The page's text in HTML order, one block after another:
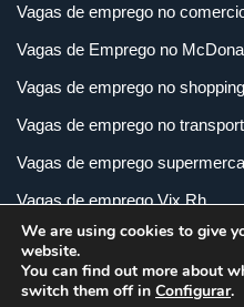
Vagas de emprego no
Vagas de Emprego no
Vagas de emprego no shopping
Vagas de emprego no
Vagas de emprego
Vagas de emprego Vix Rh
Vagas de empregos em
Vagas de empregos em loja
We are using cookies to give
website.
You can find out more about
switch them off in Configurar.